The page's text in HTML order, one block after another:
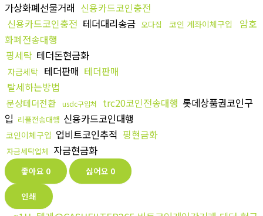
가상화폐선물거래 신용카드코인충전
신용카드코인충전 테더대리송금 오다집 코인 계좌이체구입
암호
화폐전송대행
핑세탁 테더돈현금화
자금세탁 테더판매 테더판매
탈세하는방법
문상테더전환 usdc구입처 trc20코인전송대행 롯데상품권코인구
입 리플전송대행 신용카드코인대행
코인이체구입 업비트코인추적 핑현금화
자금세탁업체 자금현금화
좋아요 0 싫어요 0
인쇄